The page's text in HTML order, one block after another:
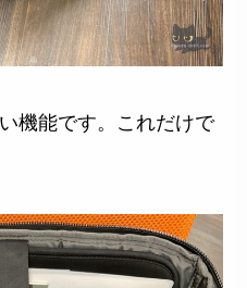
機能です。これだけで